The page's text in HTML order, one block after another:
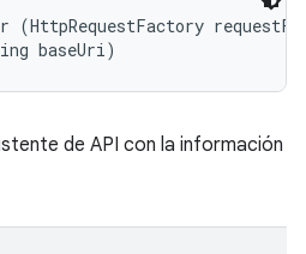
(HttpRequestFactory
baseUri)
de API con la información